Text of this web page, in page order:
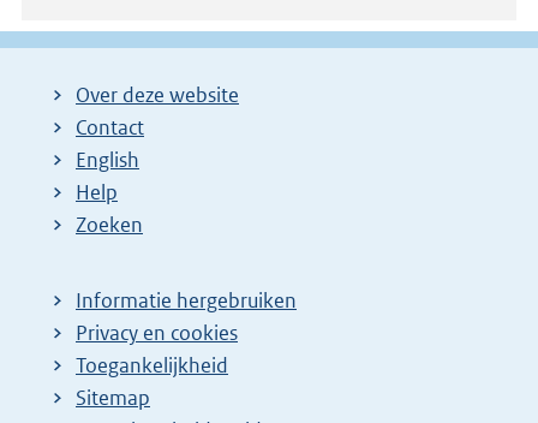
Over deze website
Contact
English
Help
Zoeken
Informatie hergebruiken
Privacy en cookies
Toegankelijkheid
Sitemap